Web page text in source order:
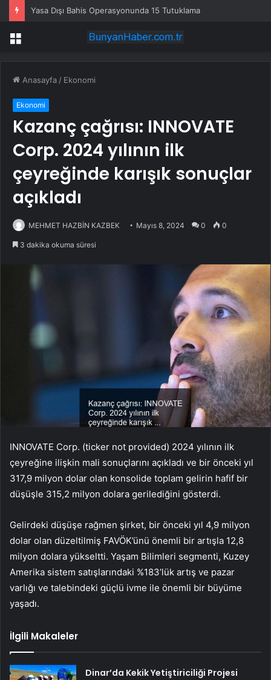
Yasa Dışı Bahis Operasyonunda 15 Tutuklama
Menü
Anasayfa / Ekonomi
Ekonomi
Kazanç çağrısı: INNOVATE
Corp. 2024 yılının ilk
çeyreğinde karışık sonuçlar
açıkladı
MEHMET HAZBİN KAZBEK Mayıs 8, 2024 0 0
3 dakika okuma süresi
INNOVATE Corp. (ticker not provided) 2024 yılının ilk
çeyreğine ilişkin mali sonuçlarını açıkladı ve bir önceki yıl
317,9 milyon dolar olan konsolide toplam gelirin hafif bir
düşüşle 315,2 milyon dolara gerilediğini gösterdi.
Gelirdeki düşüşe rağmen şirket, bir önceki yıl 4,9 milyon
dolar olan düzeltilmiş FAVÖK’ünü önemli bir artışla 12,8
milyon dolara yükseltti. Yaşam Bilimleri segmenti, Kuzey
Amerika sistem satışlarındaki %183’lük artış ve pazar
varlığı ve talebindeki güçlü ivme ile önemli bir büyüme
yaşadı.
İlgili Makaleler
Dinar’da Kekik Yetiştiriciliği Projesi